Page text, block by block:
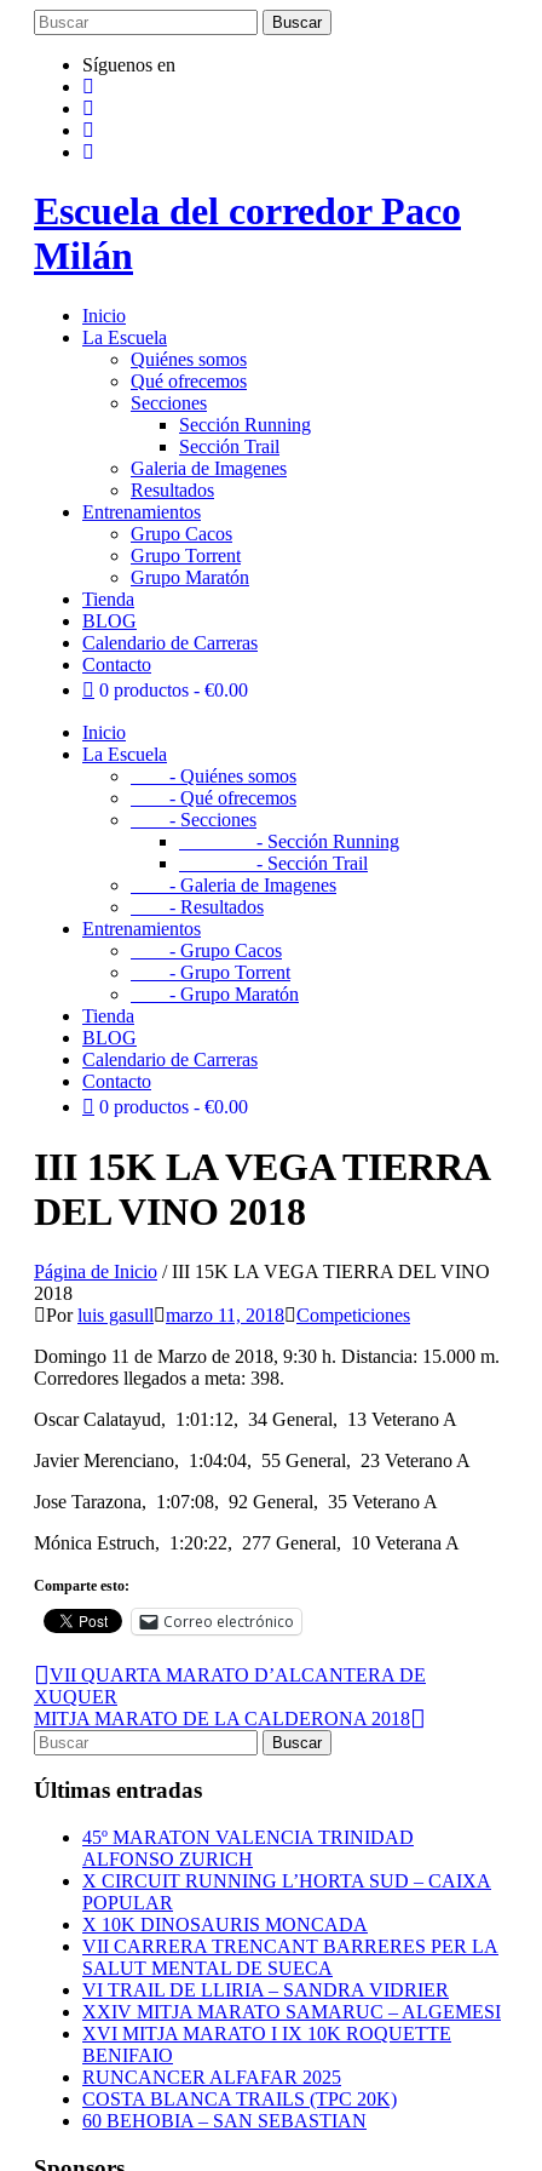
Saltar
al
contenidoSíguenos en
Escuela del corredor Paco
Milán
Inicio
La Escuela
Quiénes somos
Qué ofrecemos
Secciones
Sección Running
Sección Trail
Galeria de Imagenes
Resultados
Entrenamientos
Grupo Cacos
Grupo Torrent
Grupo Maratón
Tienda
BLOG
Calendario de Carreras
Contacto
0 productos
€0.00
Inicio
La Escuela
- Quiénes somos
- Qué ofrecemos
- Secciones
- Sección Running
- Sección Trail
- Galeria de Imagenes
- Resultados
Entrenamientos
- Grupo Cacos
- Grupo Torrent
- Grupo Maratón
Tienda
BLOG
Calendario de Carreras
Contacto
0 productos
€0.00
III 15K LA VEGA TIERRA
DEL VINO 2018
Página de Inicio /III 15K LA VEGA TIERRA DEL VINO
2018
Porluis gasull marzo 11, 2018 Competiciones
Domingo 11 de Marzo de 2018, 9:30 h. Distancia: 15.000 m.
Corredores llegados a meta: 398.
Oscar Calatayud, 1:01:12, 34 General, 13 Veterano A
Javier Merenciano, 1:04:04, 55 General, 23 Veterano A
Jose Tarazona, 1:07:08, 92 General, 35 Veterano A
Mónica Estruch, 1:20:22, 277 General, 10 Veterana A
Comparte esto:
Correo electrónico
VII QUARTA MARATO D’ALCANTERA DE
XUQUER
MITJA MARATO DE LA CALDERONA 2018
Últimas entradas
45º MARATON VALENCIA TRINIDAD
ALFONSO ZURICH
X CIRCUIT RUNNING L’HORTA SUD – CAIXA
POPULAR
X 10K DINOSAURIS MONCADA
VII CARRERA TRENCANT BARRERES PER LA
SALUT MENTAL DE SUECA
VI TRAIL DE LLIRIA – SANDRA VIDRIER
XXIV MITJA MARATO SAMARUC – ALGEMESI
XVI MITJA MARATO I IX 10K ROQUETTE
BENIFAIO
RUNCANCER ALFAFAR 2025
COSTA BLANCA TRAILS (TPC 20K)
60 BEHOBIA – SAN SEBASTIAN